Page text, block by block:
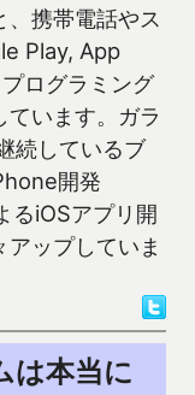
、携帯電話やス
Play, App
ログラミング
います。ガラ
続しているブ
開発
るiOSアプリ開
ップしていま
は本当に